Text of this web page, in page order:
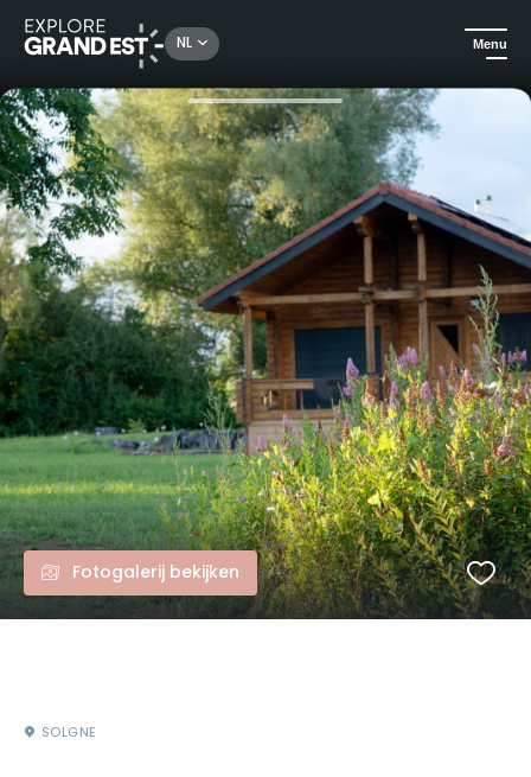
NL Menu
Kijk je ogen uit in de Grand Est Gîte La Perhotte - Vakantiehuis & Vijver in Moezel
Fotogalerij bekijken
SOLGNE